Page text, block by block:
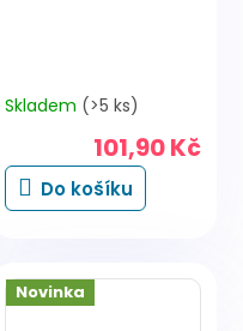
Skladem (>5 ks)
101,90 Kč
Do košíku
Novinka